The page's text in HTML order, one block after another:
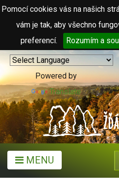
Pomocí cookies vás na našich
vám je tak, aby všechno
preferencí.
Rozumím a
Powered by
Translate
MENU